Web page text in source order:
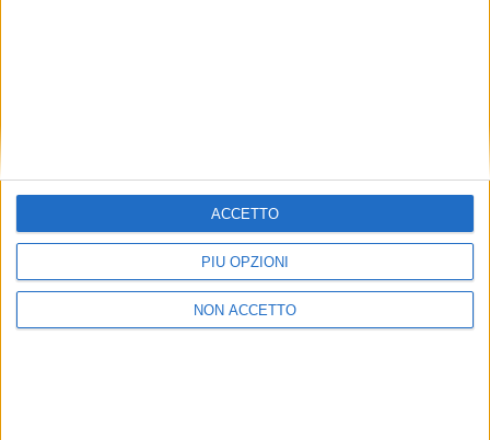
PIÙ OPZIONI
NON ACCETTO
ACCETTO
ricavi -27% e perdita netta di quasi 171 milioni
Venduto il Sanlorenzo 27 metri Astrimare II per
5,6 milioni di euro
Venduto per 15,15 milioni di euro il 50 metri di Isa
YACHT